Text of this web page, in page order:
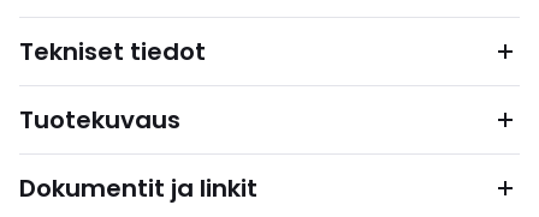
Tekniset tiedot
Tuotekuvaus
Dokumentit ja linkit